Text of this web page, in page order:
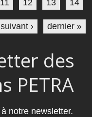
11 12 13 14
suivant › dernier »
des
PETRA
notre newsletter.